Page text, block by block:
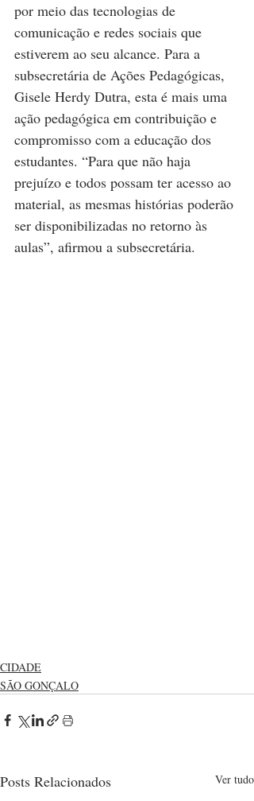
por meio das tecnologias de
comunicação e redes sociais que
estiverem ao seu alcance. Para a
subsecretária de Ações Pedagógicas,
Gisele Herdy Dutra, esta é mais uma
ação pedagógica em contribuição e
compromisso com a educação dos
estudantes. “Para que não haja
prejuízo e todos possam ter acesso ao
material, as mesmas histórias poderão
ser disponibilizadas no retorno às
aulas”, afirmou a subsecretária.
CIDADE
SÃO GONÇALO
Posts Relacionados Ver tudo